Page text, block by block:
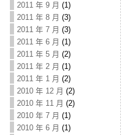
2011 年 9 月 (1)
2011 年 8 月 (3)
2011 年 7 月 (3)
2011 年 6 月 (1)
2011 年 5 月 (2)
2011 年 2 月 (1)
2011 年 1 月 (2)
2010 年 12 月 (2)
2010 年 11 月 (2)
2010 年 7 月 (1)
2010 年 6 月 (1)